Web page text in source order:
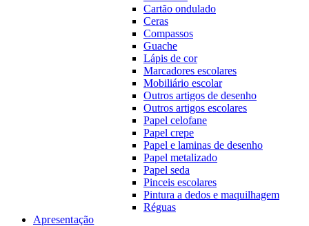
Cartão ondulado
Ceras
Compassos
Guache
Lápis de cor
Marcadores escolares
Mobiliário escolar
Outros artigos de desenho
Outros artigos escolares
Papel celofane
Papel crepe
Papel e laminas de desenho
Papel metalizado
Papel seda
Pinceis escolares
Pintura a dedos e maquilhagem
Réguas
Apresentação